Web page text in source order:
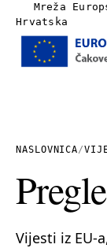
Mreža
Hrvatska
Vijesti
NASLOVNICA/
Vijesti iz EU-